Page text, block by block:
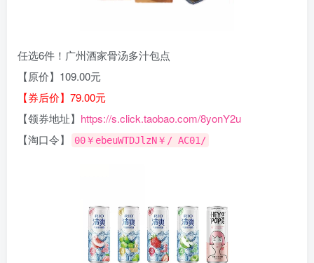
任选6件！广州酒家骨汤多汁包点
【原价】109.00元
【券后价】79.00元
【领券地址】 https://s.click.taobao.com/8yonY2u
【淘口令】
00￥ebeuWTDJlzN￥/ AC01/